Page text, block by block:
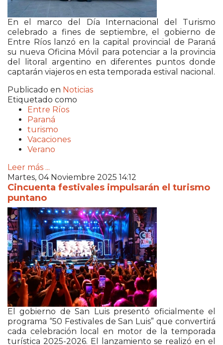
En el marco del Día Internacional del Turismo
celebrado a fines de septiembre, el gobierno de
Entre Ríos lanzó en la capital provincial de Paraná
su nueva Oficina Móvil para potenciar a la provincia
del litoral argentino en diferentes puntos donde
captarán viajeros en esta temporada estival nacional.
Publicado en Noticias
Etiquetado como
Entre Ríos
Paraná
turismo
Vacaciones
Verano
Leer más ...
Martes, 04 Noviembre 2025 14:12
Cincuenta festivales impulsarán el turismo
puntano
El gobierno de San Luis presentó oficialmente el
programa “50 Festivales de San Luis” que convertirá
cada celebración local en motor de la temporada
turística 2025-2026. El lanzamiento se realizó en el